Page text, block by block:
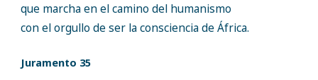
que marcha en el camino del humanismo
con el orgullo de ser la consciencia de África.
Juramento 35